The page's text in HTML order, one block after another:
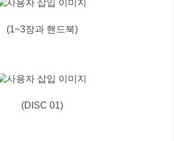
(1~3장과 핸드북)
(DISC 01)